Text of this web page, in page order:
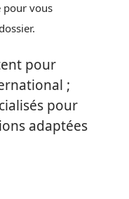
pour vous
pour
;
pour
adaptées